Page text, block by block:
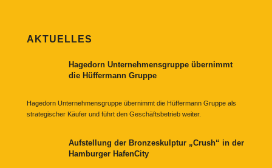
AKTUELLES
Hagedorn Unternehmensgruppe übernimmt
die Hüffermann Gruppe
Hagedorn Unternehmensgruppe übernimmt die Hüffermann Gruppe als
strategischer Käufer und führt den Geschäftsbetrieb weiter.
Aufstellung der Bronzeskulptur „Crush“ in der
Hamburger HafenCity